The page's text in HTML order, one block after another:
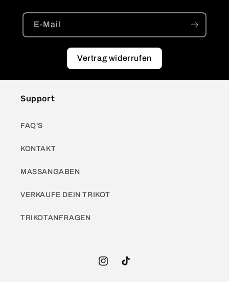
E-Mail
Vertrag widerrufen
Support
FAQ'S
KONTAKT
MASSANGABEN
VERKAUFE DEIN TRIKOT
TRIKOTANFRAGEN
InstagramTikTok